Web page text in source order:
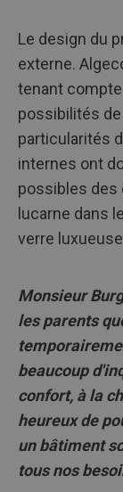
Le design du
externe.
tenant
possibilités
particularités
internes ont
possibles des
lucarne dans
verre
Monsieur
les parents
beaucoup
confort, à la
heureux de
un bâtiment
tous nos